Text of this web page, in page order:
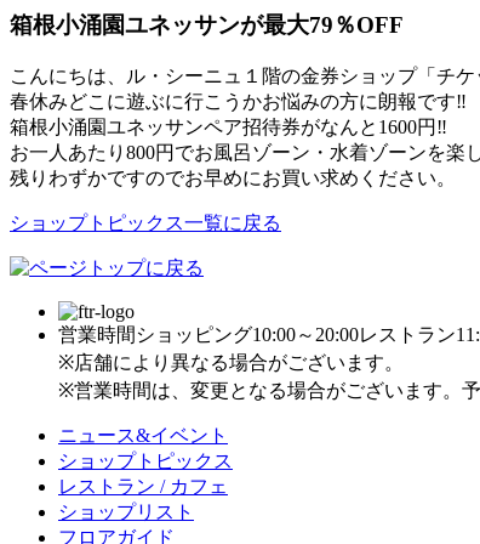
箱根小涌園ユネッサンが最大79％OFF
こんにちは、ル・シーニュ１階の金券ショップ「チケ
春休みどこに遊ぶに行こうかお悩みの方に朗報です‼
箱根小涌園ユネッサンペア招待券がなんと1600円‼
お一人あたり800円でお風呂ゾーン・水着ゾーンを楽
残りわずかですのでお早めにお買い求めください。
ショップトピックス一覧に戻る
営業時間 ショッピング10:00～20:00レストラン
※店舗により異なる場合がございます。
※営業時間は、変更となる場合がございます。予
ニュース&イベント
ショップトピックス
レストラン / カフェ
ショップリスト
フロアガイド